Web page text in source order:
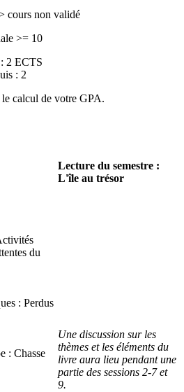
cours non validé
>= 10
2 ECTS
: 2
calcul de votre GPA.
Lecture du semestre :
L'île au trésor
du
: Perdus
Une discussion sur les
thèmes et les éléments du
livre aura lieu pendant une
partie des sessions 2-7 et
9.
: Chasse